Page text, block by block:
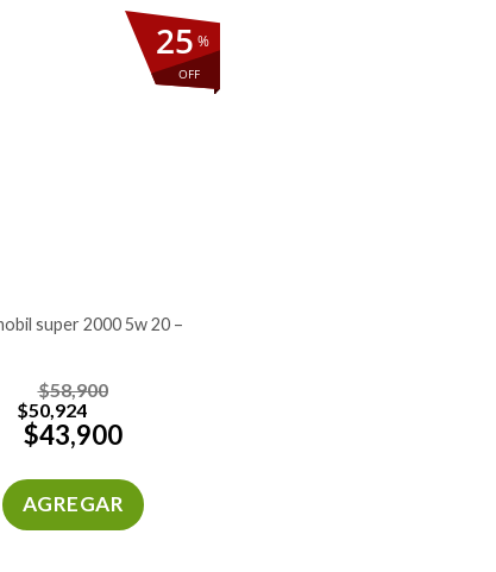
%
OFF
25
$58,900
$50,924
$43,900
AGREGAR